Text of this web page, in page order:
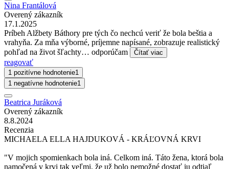
Nina Frantálová
Overený zákazník
17.1.2025
Príbeh Alžbety Báthory pre tých čo nechcú veriť že bola beštia a
vrahyňa. Za mňa výborné, príjemne napísané, zobrazuje realistický
pohľad na život šľachty… odporúčam
Čítať viac
reagovať
1 pozitívne hodnotenie1
1 negatívne hodnotenie1
Beatrica Juráková
Overený zákazník
8.8.2024
Recenzia
MICHAELA ELLA HAJDUKOVÁ - KRÁĽOVNÁ KRVI
"V mojich spomienkach bola iná. Celkom iná. Táto žena, ktorá bola
namočená v krvi tak veľmi, že už bolo nemožné dostať ju odtiaľ